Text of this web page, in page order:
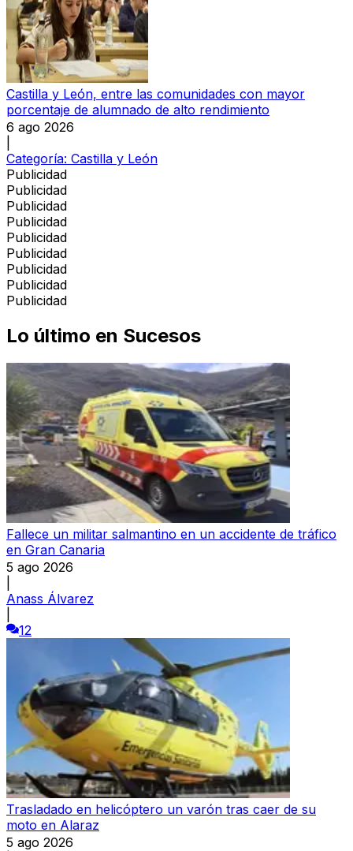
Castilla y León, entre las comunidades con mayor
porcentaje de alumnado de alto rendimiento
6 ago 2026
Categoría: Castilla y León
Publicidad
Publicidad
Publicidad
Publicidad
Publicidad
Publicidad
Publicidad
Publicidad
Publicidad
Lo último en Sucesos
Fallece un militar salmantino en un accidente de tráfico
en Gran Canaria
5 ago 2026
Anass Álvarez
12
Trasladado en helicóptero un varón tras caer de su
moto en Alaraz
5 ago 2026